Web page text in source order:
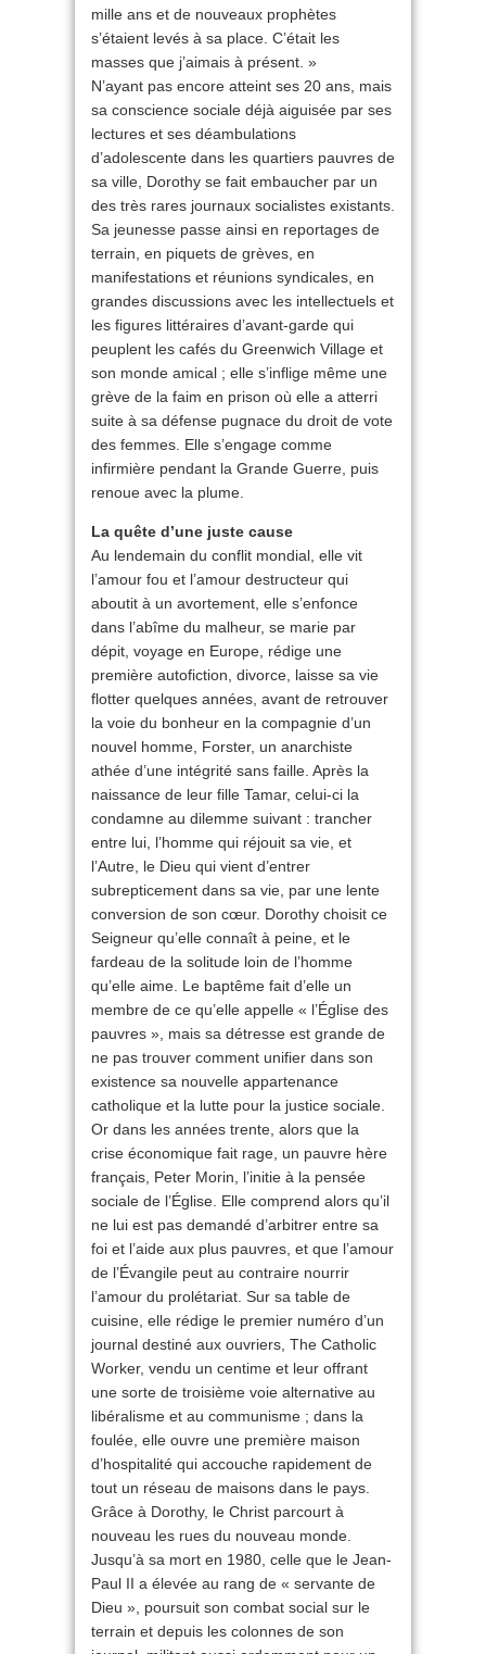
mille ans et de nouveaux prophètes
s’étaient levés à sa place. C’était les
masses que j’aimais à présent. »
N’ayant pas encore atteint ses 20 ans, mais
sa conscience sociale déjà aiguisée par ses
lectures et ses déambulations
d’adolescente dans les quartiers pauvres de
sa ville, Dorothy se fait embaucher par un
des très rares journaux socialistes existants.
Sa jeunesse passe ainsi en reportages de
terrain, en piquets de grèves, en
manifestations et réunions syndicales, en
grandes discussions avec les intellectuels et
les figures littéraires d’avant-garde qui
peuplent les cafés du Greenwich Village et
son monde amical ; elle s’inflige même une
grève de la faim en prison où elle a atterri
suite à sa défense pugnace du droit de vote
des femmes. Elle s’engage comme
infirmière pendant la Grande Guerre, puis
renoue avec la plume.
La quête d’une juste cause
Au lendemain du conflit mondial, elle vit
l’amour fou et l’amour destructeur qui
aboutit à un avortement, elle s’enfonce
dans l’abîme du malheur, se marie par
dépit, voyage en Europe, rédige une
première autofiction, divorce, laisse sa vie
flotter quelques années, avant de retrouver
la voie du bonheur en la compagnie d’un
nouvel homme, Forster, un anarchiste
athée d’une intégrité sans faille. Après la
naissance de leur fille Tamar, celui-ci la
condamne au dilemme suivant : trancher
entre lui, l’homme qui réjouit sa vie, et
l’Autre, le Dieu qui vient d’entrer
subrepticement dans sa vie, par une lente
conversion de son cœur. Dorothy choisit ce
Seigneur qu’elle connaît à peine, et le
fardeau de la solitude loin de l’homme
qu’elle aime. Le baptême fait d’elle un
membre de ce qu’elle appelle « l’Église des
pauvres », mais sa détresse est grande de
ne pas trouver comment unifier dans son
existence sa nouvelle appartenance
catholique et la lutte pour la justice sociale.
Or dans les années trente, alors que la
crise économique fait rage, un pauvre hère
français, Peter Morin, l’initie à la pensée
sociale de l’Église. Elle comprend alors qu’il
ne lui est pas demandé d’arbitrer entre sa
foi et l’aide aux plus pauvres, et que l’amour
de l’Évangile peut au contraire nourrir
l’amour du prolétariat. Sur sa table de
cuisine, elle rédige le premier numéro d’un
journal destiné aux ouvriers, The Catholic
Worker, vendu un centime et leur offrant
une sorte de troisième voie alternative au
libéralisme et au communisme ; dans la
foulée, elle ouvre une première maison
d’hospitalité qui accouche rapidement de
tout un réseau de maisons dans le pays.
Grâce à Dorothy, le Christ parcourt à
nouveau les rues du nouveau monde.
Jusqu’à sa mort en 1980, celle que le Jean-
Paul II a élevée au rang de « servante de
Dieu », poursuit son combat social sur le
terrain et depuis les colonnes de son